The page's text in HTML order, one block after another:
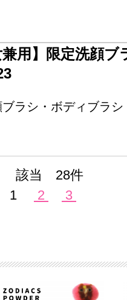
兼用】限定洗顔
ラシ・ボディブラ
該当 28件
1
2 3